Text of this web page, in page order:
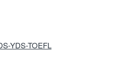
YDS-TOEFL